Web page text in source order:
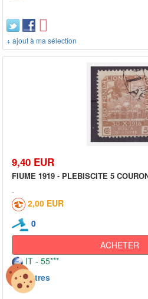
+ ajout à ma sélection
9,40 EUR
FIUME 1919 - PLEBISCITE 5
2,00 EUR
0
ACHETER
IT - 55***
Autres